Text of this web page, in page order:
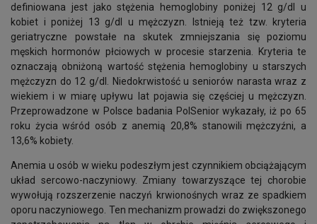
definiowana jest jako stężenia hemoglobiny poniżej 12 g/dl u
kobiet i poniżej 13 g/dl u mężczyzn. Istnieją też tzw. kryteria
geriatryczne powstałe na skutek zmniejszania się poziomu
męskich hormonów płciowych w procesie starzenia. Kryteria te
oznaczają obniżoną wartość stężenia hemoglobiny u starszych
mężczyzn do 12 g/dl. Niedokrwistość u seniorów narasta wraz z
wiekiem i w miarę upływu lat pojawia się częściej u mężczyzn.
Przeprowadzone w Polsce badania PolSenior wykazały, iż po 65
roku życia wśród osób z anemią 20,8% stanowili mężczyźni, a
13,6% kobiety.
Anemia u osób w wieku podeszłym jest czynnikiem obciążającym
układ sercowo-naczyniowy. Zmiany towarzyszące tej chorobie
wywołują rozszerzenie naczyń krwionośnych wraz ze spadkiem
oporu naczyniowego. Ten mechanizm prowadzi do zwiększonego